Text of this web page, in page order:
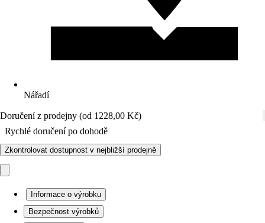
Nářadí
Doručení z prodejny (od 1228,00 Kč)
Rychlé doručení po dohodě
Zkontrolovat dostupnost v nejbližší prodejně
Informace o výrobku
Bezpečnost výrobků